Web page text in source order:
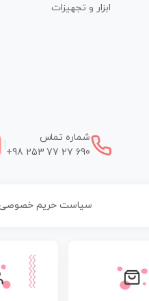
ابزار و تجهیزات
شماره تماس
+98 253 77 27 690
سیاست حریم